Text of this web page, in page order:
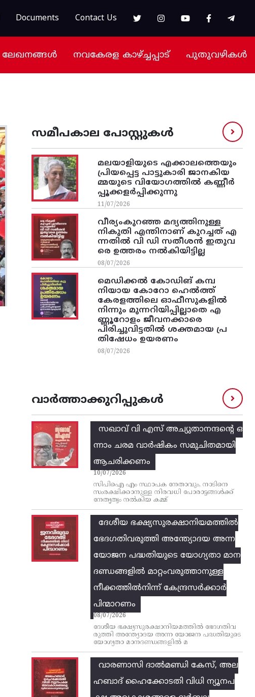
Documents Contact Us
ലേഖനങ്ങൾ നവകേരള കാഴ്ച്ചപ്പാട് പുതുവഴികൾ
സമീപകാല പോസ്റ്റുകൾ
മലയാളിയുടെ എക്കാലത്തെയും
പ്രിയപ്പെട്ട പാട്ടുകാരി ജാനകിയ
മ്മയുടെ വിയോഗത്തിൽ കണ്ണീർ
പ്പൂക്കളർപ്പിക്കുന്നു
11/07/2026
വീര്യംകുറഞ്ഞ മദ്യത്തിനുള്ള
നികുതി എന്തിനാണ് കുറച്ചത് എ
ന്നതിൽ വി ഡി സതീശൻ ഇതുവ
രെ ഉത്തരം നൽകിയിട്ടില്ല
08/07/2026
മെഡിക്കൽ കോഡിങ് കമ്പ
നിയായ കോറോ ഹെൽത്ത്
കേരളത്തിലെ ഓഫീസുകളിൽ
നിന്നും മുന്നറിയിപ്പില്ലാതെ എ
ണ്ണൂറോളം ജീവനക്കാരെ
പിരിച്ചുവിട്ടതിൽ‌ ശക്തമായ പ്ര
തിഷേധം ഉയരണം
08/07/2026
വാർത്താക്കുറിപ്പുകൾ
സഖാവ് വി എസ്‌ അച്യുതാനന്ദന്റെ ഒ
ന്നാം ചരമ വാര്‍ഷികം സമുചിതമായി
ആചരിക്കണം
10/07/2026
സിപിഐ എം സ്ഥാപക നേതാവും, നാടിനെ
സംരക്ഷിക്കാനുള്ള നിരവധി പോരാട്ടങ്ങള്‍ക്ക്‌
നേതൃത്വം നല്‍കിയ കമ്മ്
ദേശീയ ഭക്ഷ്യസുരക്ഷാനിയമത്തിൽ
ഭേദഗതിവരുത്തി അന്ത്യോദയ അന്ന
യോജന പദ്ധതിയുടെ യോഗ്യതാ മാന
ദണ്ഡങ്ങളിൽ മാറ്റംവരുത്താനുള്ള
നീക്കത്തിൽനിന്ന്‌ കേന്ദ്രസർക്കാർ
പിന്മാറണം
08/07/2026
ദേശീയ ഭക്ഷ്യസുരക്ഷാനിയമത്തിൽ ഭേദഗതിവ
രുത്തി അന്ത്യോദയ അന്ന യോജന പദ്ധതിയുടെ
യോഗ്യതാ മാനദണ്ഡങ്ങളിൽ മ
വാരണാസി ദാൽമണ്ഡി കേസ്, അല
ഹബാദ് ഹൈക്കോടതി വിധി ന്യൂനപ